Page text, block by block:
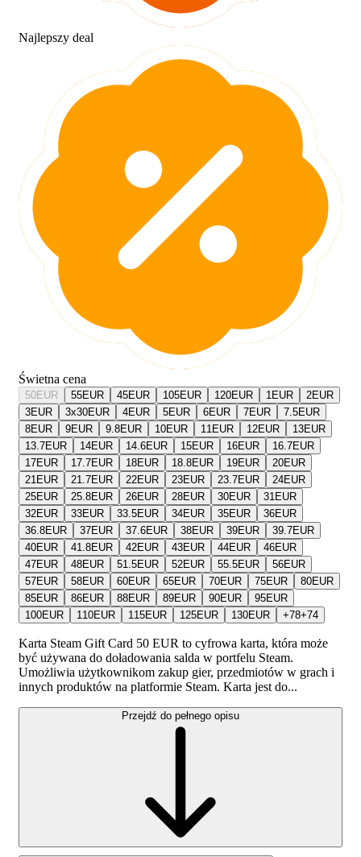
Najlepszy deal
Świetna cena
50EUR 55EUR 45EUR 105EUR 120EUR 1EUR 2EUR
3EUR 3x30EUR 4EUR 5EUR 6EUR 7EUR 7.5EUR
8EUR 9EUR 9.8EUR 10EUR 11EUR 12EUR 13EUR
13.7EUR 14EUR 14.6EUR 15EUR 16EUR 16.7EUR
17EUR 17.7EUR 18EUR 18.8EUR 19EUR 20EUR
21EUR 21.7EUR 22EUR 23EUR 23.7EUR 24EUR
25EUR 25.8EUR 26EUR 28EUR 30EUR 31EUR
32EUR 33EUR 33.5EUR 34EUR 35EUR 36EUR
36.8EUR 37EUR 37.6EUR 38EUR 39EUR 39.7EUR
40EUR 41.8EUR 42EUR 43EUR 44EUR 46EUR
47EUR 48EUR 51.5EUR 52EUR 55.5EUR 56EUR
57EUR 58EUR 60EUR 65EUR 70EUR 75EUR 80EUR
85EUR 86EUR 88EUR 89EUR 90EUR 95EUR
100EUR 110EUR 115EUR 125EUR 130EUR +78+74
Karta Steam Gift Card 50 EUR to cyfrowa karta, która może
być używana do doładowania salda w portfelu Steam.
Umożliwia użytkownikom zakup gier, przedmiotów w grach i
innych produktów na platformie Steam. Karta jest do...
Przejdź do pełnego opisu